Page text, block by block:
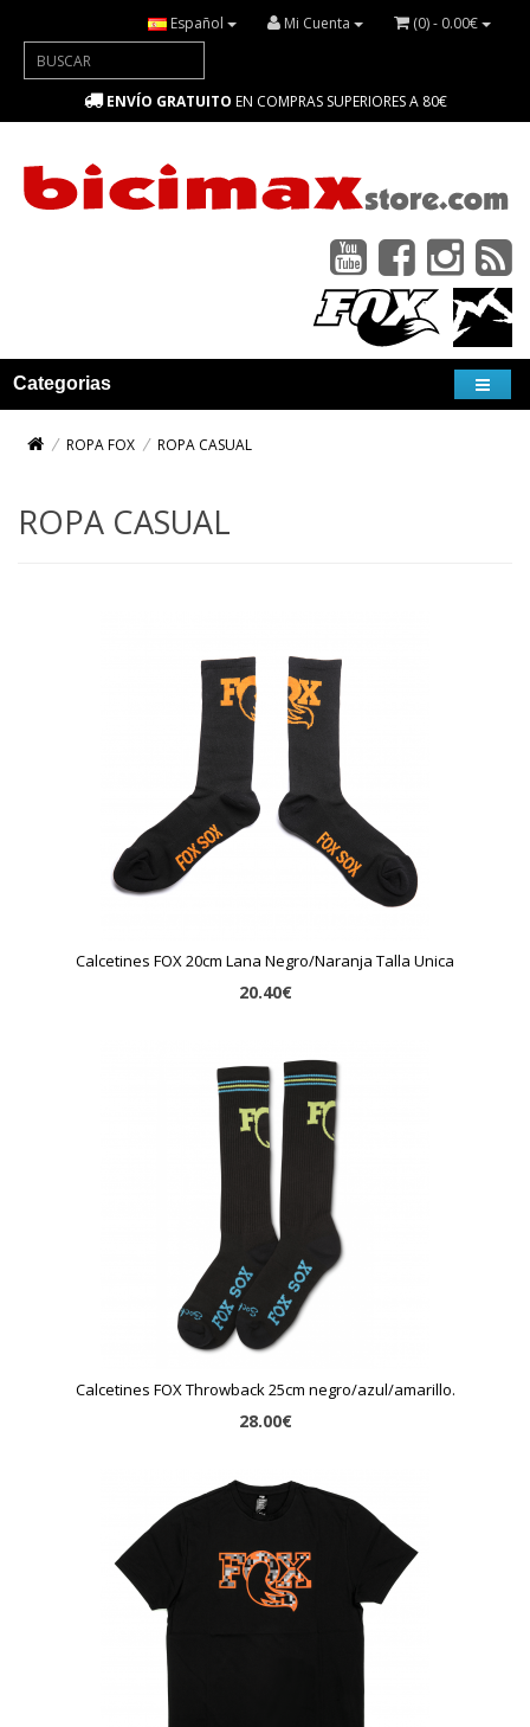
(0) - 0.00€
Mi Cuenta
Español
ENVÍO GRATUITO EN COMPRAS SUPERIORES A 80€
Categorias
ROPA FOX ROPA CASUAL
ROPA CASUAL
Calcetines FOX 20cm Lana Negro/Naranja Talla Unica
20.40€
Calcetines FOX Throwback 25cm negro/azul/amarillo.
28.00€